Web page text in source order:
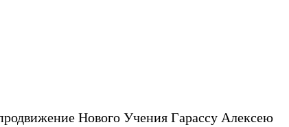
Нового Учения Гарассу Алексею